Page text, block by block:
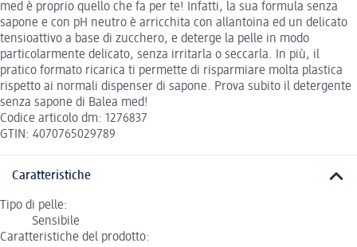
med è proprio quello che fa per te! Infatti, la sua formula senza
sapone e con pH neutro è arricchita con allantoina ed un delicato
tensioattivo a base di zucchero, e deterge la pelle in modo
particolarmente delicato, senza irritarla o seccarla. In più, il
pratico formato ricarica ti permette di risparmiare molta plastica
rispetto ai normali dispenser di sapone. Prova subito il detergente
senza sapone di Balea med!
Codice articolo dm: 1276837
GTIN: 4070765029789
Caratteristiche
Tipo di pelle:
Sensibile
Caratteristiche del prodotto: